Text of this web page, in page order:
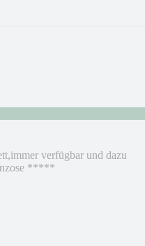
verfügbar und dazu
*****